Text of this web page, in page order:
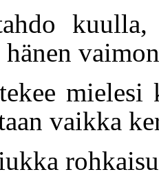
tekee mielesi
vaikka